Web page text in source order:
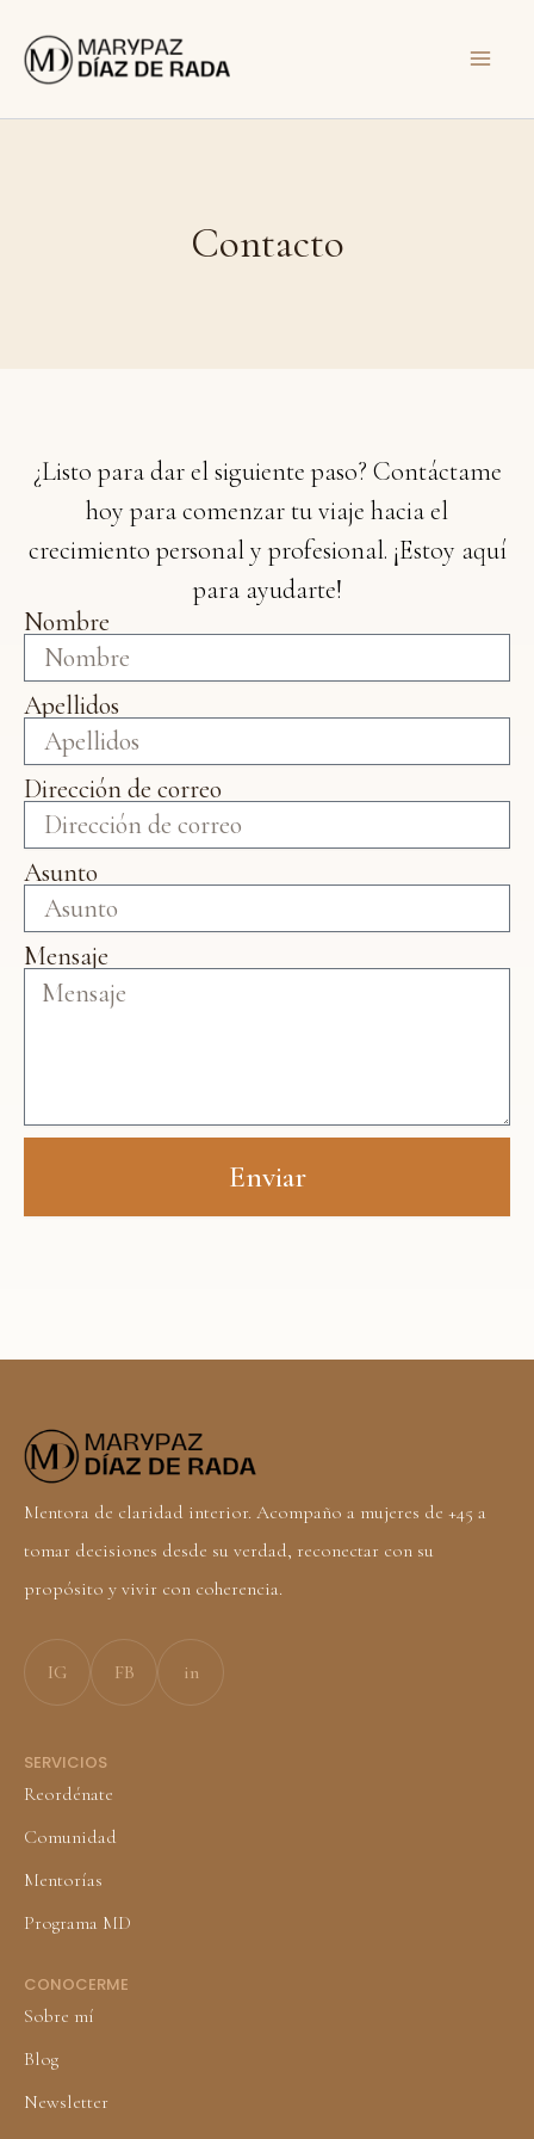
Contacto
¿Listo para dar el siguiente paso? Contáctame
hoy para comenzar tu viaje hacia el
crecimiento personal y profesional. ¡Estoy aquí
para ayudarte!
Nombre
Apellidos
Dirección de correo
Asunto
Mensaje
Enviar
Mentora de claridad interior. Acompaño a mujeres de +45 a
tomar decisiones desde su verdad, reconectar con su
propósito y vivir con coherencia.
IG FB in
SERVICIOS
Reordénate
Comunidad
Mentorías
Programa MD
CONOCERME
Sobre mí
Blog
Newsletter